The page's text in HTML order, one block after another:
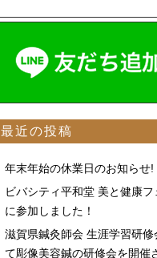
最近の投稿
年末年始の休業日のお知らせ!
ビバシティ平和堂 美と健康フ
に参加しました！
滋賀県鍼灸師会 生涯学習研修
て彫像美容鍼の研修会を開催